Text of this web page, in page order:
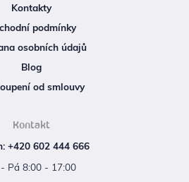
Kontakty
podmínky
osobních údajů
Blog
od smlouvy
Kontakt
+420 602 444 666
Pá 8:00 - 17:00